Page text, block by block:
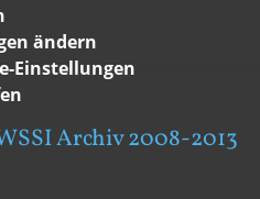
ändern
Einstellungen
Archiv 2008-2013